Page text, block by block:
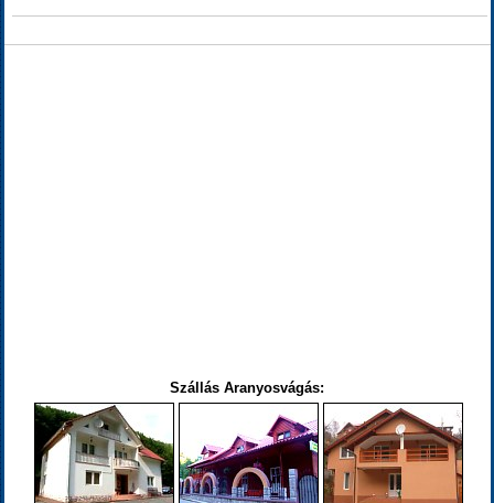
Szállás Aranyosvágás: